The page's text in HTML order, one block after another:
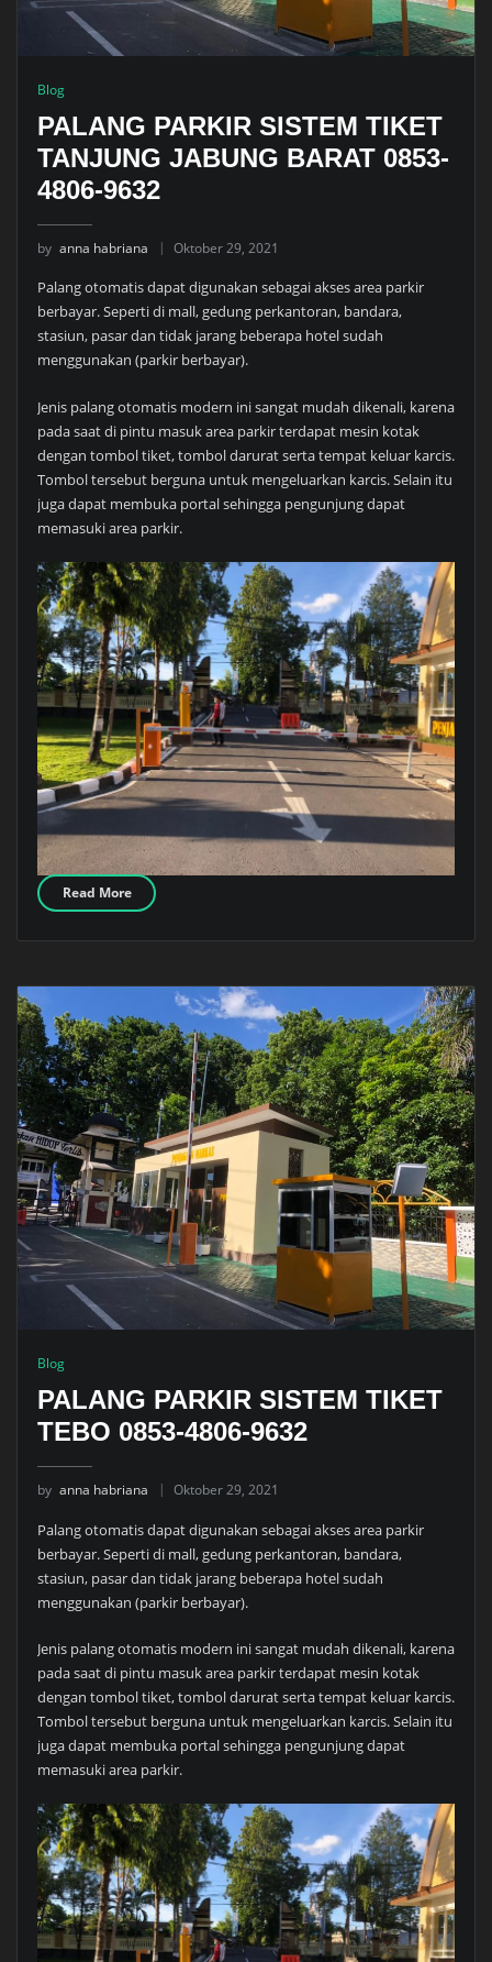
Blog
PALANG PARKIR SISTEM TIKET
TANJUNG JABUNG BARAT 0853-
4806-9632
by anna habriana Oktober 29, 2021
Palang otomatis dapat digunakan sebagai akses area parkir
berbayar. Seperti di mall, gedung perkantoran, bandara,
stasiun, pasar dan tidak jarang beberapa hotel sudah
menggunakan (parkir berbayar).
Jenis palang otomatis modern ini sangat mudah dikenali, karena
pada saat di pintu masuk area parkir terdapat mesin kotak
dengan tombol tiket, tombol darurat serta tempat keluar karcis.
Tombol tersebut berguna untuk mengeluarkan karcis. Selain itu
juga dapat membuka portal sehingga pengunjung dapat
memasuki area parkir.
Read More
Blog
PALANG PARKIR SISTEM TIKET
TEBO 0853-4806-9632
by anna habriana Oktober 29, 2021
Palang otomatis dapat digunakan sebagai akses area parkir
berbayar. Seperti di mall, gedung perkantoran, bandara,
stasiun, pasar dan tidak jarang beberapa hotel sudah
menggunakan (parkir berbayar).
Jenis palang otomatis modern ini sangat mudah dikenali, karena
pada saat di pintu masuk area parkir terdapat mesin kotak
dengan tombol tiket, tombol darurat serta tempat keluar karcis.
Tombol tersebut berguna untuk mengeluarkan karcis. Selain itu
juga dapat membuka portal sehingga pengunjung dapat
memasuki area parkir.